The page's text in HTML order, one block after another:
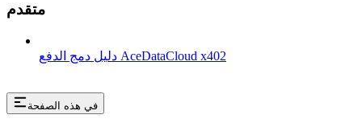
متقدم
دليل دمج الدفع AceDataCloud x402
في هذه الصفحة